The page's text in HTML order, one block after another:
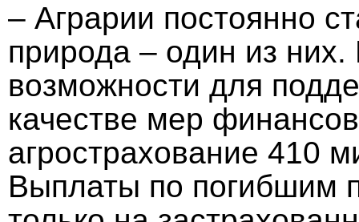
– Аграрии постоянно
природа – один из
возможности для
качестве мер
агрострахование 410
Выплаты по погибшим